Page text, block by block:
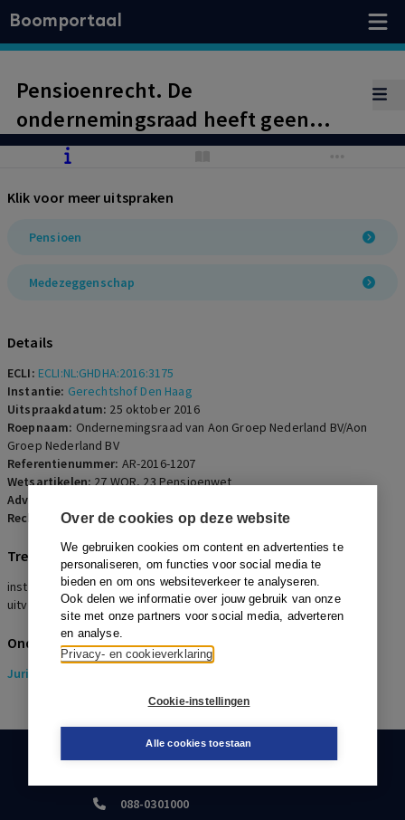
Over de cookies op deze website
We gebruiken cookies om content en advertenties te
personaliseren, om functies voor social media te
bieden en om ons websiteverkeer te analyseren.
Ook delen we informatie over jouw gebruik van onze
site met onze partners voor social media, adverteren
en analyse.
Privacy- en cookieverklaring
Cookie-instellingen
Alle cookies toestaan
Boomportaal
Pensioenrecht. De
ondernemingsraad heeft geen
instemmingsrecht ten aanzien van
bijstortingsverplichting in de
uitvoeringsovereenkomst.
Klik voor meer uitspraken
Pensioen
Medezeggenschap
Details
ECLI: ECLI:NL:GHDHA:2016:3175
Instantie: Gerechtshof Den Haag
Uitspraakdatum: 25 oktober 2016
Roepnaam: Ondernemingsraad van Aon Groep Nederland BV/Aon
Groep Nederland BV
Referentienummer: AR-2016-1207
Wetsartikelen:27 WOR,23 Pensioenwet
Advocaten:
Rechters:M. Brink, C.A. Joustra en M.J. van der Ven
Trefwoorden
instemmingsrecht , ondernemingsraad, bijstortingsverplichting,
uitvoeringsovereenkomst, pensioenovereenkomst
Onderwerpen
Juridisch
088-0301000